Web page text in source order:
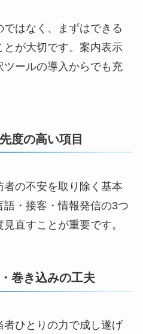
はなく、まずはできる
とが大切です。案内表示
ールの導入からでも充
度の高い項目
者の不安を取り除く基本
・接客・情報発信の3つ
直すことが重要です。
巻き込みの工夫
者ひとりの力で成し遂げ